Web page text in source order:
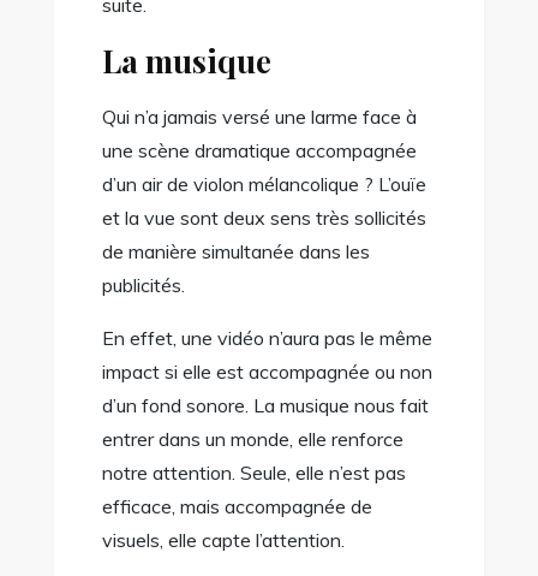
suite.
La musique
Qui n’a jamais versé une larme face à
une scène dramatique accompagnée
d’un air de violon mélancolique ? L’ouïe
et la vue sont deux sens très sollicités
de manière simultanée dans les
publicités.
En effet, une vidéo n’aura pas le même
impact si elle est accompagnée ou non
d’un fond sonore. La musique nous fait
entrer dans un monde, elle renforce
notre attention. Seule, elle n’est pas
efficace, mais accompagnée de
visuels, elle capte l’attention.